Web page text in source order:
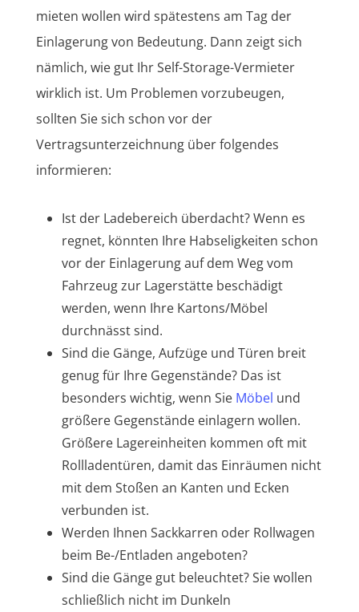
mieten wollen wird spätestens am Tag der
Einlagerung von Bedeutung. Dann zeigt sich
nämlich, wie gut Ihr Self-Storage-Vermieter
wirklich ist. Um Problemen vorzubeugen,
sollten Sie sich schon vor der
Vertragsunterzeichnung über folgendes
informieren:
Ist der Ladebereich überdacht? Wenn es
regnet, könnten Ihre Habseligkeiten schon
vor der Einlagerung auf dem Weg vom
Fahrzeug zur Lagerstätte beschädigt
werden, wenn Ihre Kartons/Möbel
durchnässt sind.
Sind die Gänge, Aufzüge und Türen breit
genug für Ihre Gegenstände? Das ist
besonders wichtig, wenn Sie Möbel und
größere Gegenstände einlagern wollen.
Größere Lagereinheiten kommen oft mit
Rollladentüren, damit das Einräumen nicht
mit dem Stoßen an Kanten und Ecken
verbunden ist.
Werden Ihnen Sackkarren oder Rollwagen
beim Be-/Entladen angeboten?
Sind die Gänge gut beleuchtet? Sie wollen
schließlich nicht im Dunkeln